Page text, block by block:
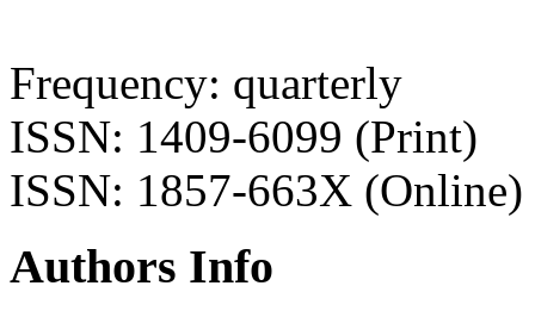
Frequency: quarterly
ISSN: 1409-6099 (Print)
ISSN: 1857-663X (Online)
Authors Info